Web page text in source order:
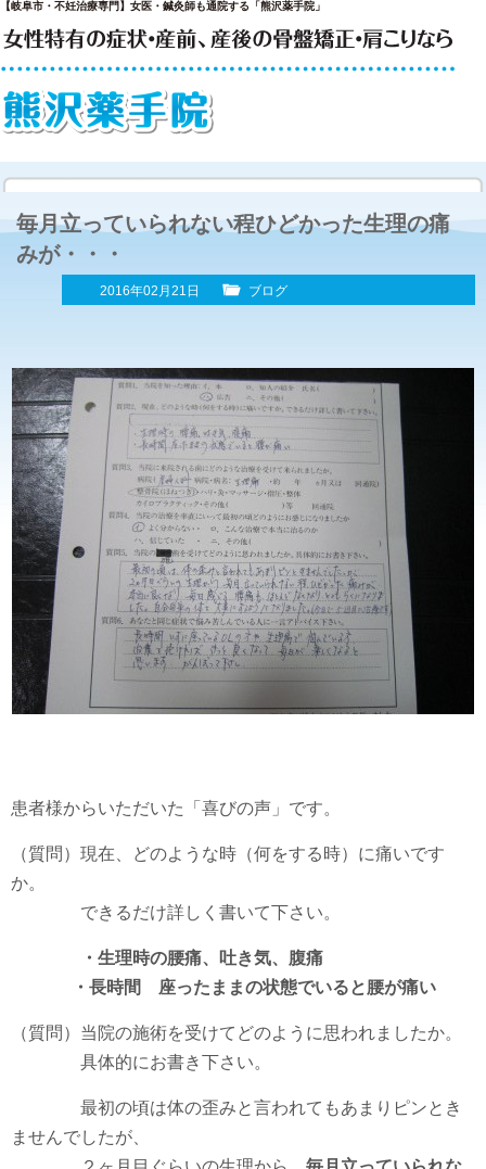
【岐阜市・不妊治療専門】女医・鍼灸師も通院する「熊沢薬手院」
毎月立っていられない程ひどかった生理の痛
みが・・・
2016年02月21日 ブログ
患者様からいただいた「喜びの声」です。
（質問）現在、どのような時（何をする時）に痛いです
か。
できるだけ詳しく書いて下さい。
・生理時の腰痛、吐き気、腹痛
・長時間 座ったままの状態でいると腰が痛い
（質問）当院の施術を受けてどのように思われましたか。
具体的にお書き下さい。
最初の頃は体の歪みと言われてもあまりピンとき
ませんでしたが、